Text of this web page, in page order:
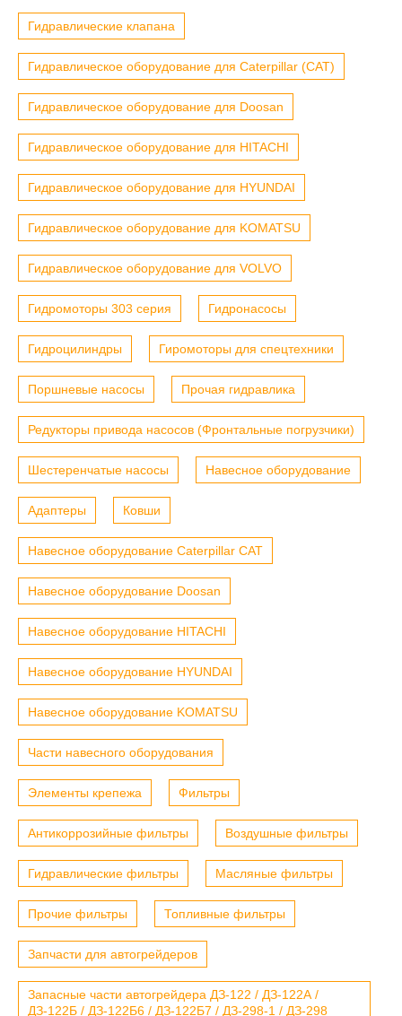
Гидравлические клапана
Гидравлическое оборудование для Caterpillar (CAT)
Гидравлическое оборудование для Doosan
Гидравлическое оборудование для HITACHI
Гидравлическое оборудование для HYUNDAI
Гидравлическое оборудование для KOMATSU
Гидравлическое оборудование для VOLVO
Гидромоторы 303 серия Гидронасосы
Гидроцилиндры Гиромоторы для спецтехники
Поршневые насосы Прочая гидравлика
Редукторы привода насосов (Фронтальные погрузчики)
Шестеренчатые насосы Навесное оборудование
Адаптеры Ковши
Навесное оборудование Caterpillar CAT
Навесное оборудование Doosan
Навесное оборудование HITACHI
Навесное оборудование HYUNDAI
Навесное оборудование KOMATSU
Части навесного оборудования
Элементы крепежа Фильтры
Антикоррозийные фильтры Воздушные фильтры
Гидравлические фильтры Масляные фильтры
Прочие фильтры Топливные фильтры
Запчасти для автогрейдеров
Запасные части автогрейдера ДЗ-122 / ДЗ-122А /
ДЗ-122Б / ДЗ-122Б6 / ДЗ-122Б7 / ДЗ-298-1 / ДЗ-298